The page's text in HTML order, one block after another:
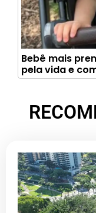
Bebê mais
pela vida e